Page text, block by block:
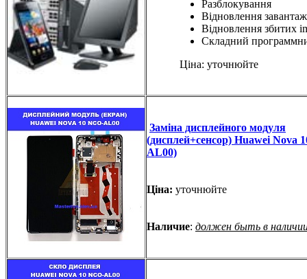
Разблокування
Відновлення
Відновлення збитих
Складний
Ціна: уточнюйте
Заміна дисплейного модуля
(дисплей+сенсор) Huawei Nova
AL00)
Ціна: уточнюйте
Наличие: должен быть в